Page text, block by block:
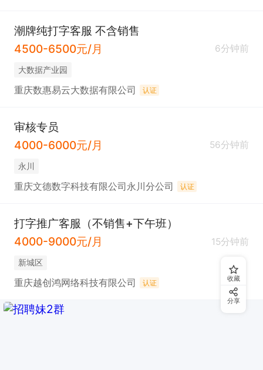
潮牌纯打字客服 不含销售
4500-6500元/月
6分钟前
大数据产业园
重庆数惠易云大数据有限公司 认证
审核专员
4000-6000元/月
56分钟前
永川
重庆文德数字科技有限公司永川分公司 认证
打字推广客服（不销售+下午班）
4000-9000元/月
15分钟前
新城区
重庆越创鸿网络科技有限公司 认证 收藏
分享